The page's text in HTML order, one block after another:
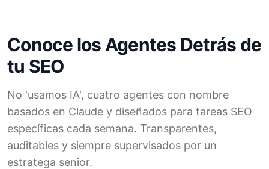
Conoce los Agentes Detrás de
tu SEO
No 'usamos IA', cuatro agentes con nombre
basados en Claude y diseñados para tareas SEO
específicas cada semana. Transparentes,
auditables y siempre supervisados por un
estratega senior.